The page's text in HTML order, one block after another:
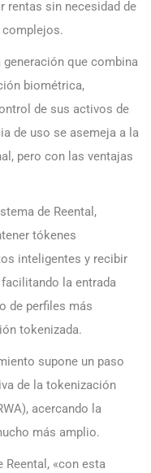
rentas sin necesidad de
que combina
biométrica,
de sus activos de
de uso se asemeja a la
pero con las ventajas
de Reental,
tókenes
inteligentes y recibir
la entrada
de perfiles más
tokenizada.
supone un paso
de la tokenización
acercando la
más amplio.
Reental, «con esta